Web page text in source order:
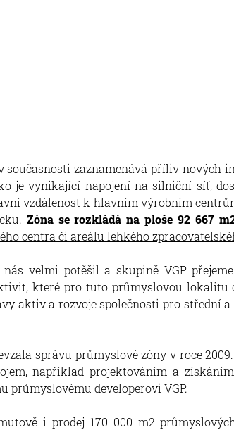
současnosti zaznamenává příliv nových
je vynikající napojení na silniční síť,
vzdálenost k hlavním výrobním
Zóna se rozkládá na ploše 92 667
centra či areálu lehkého
nás velmi potěšil a skupině VGP
které pro tuto průmyslovou lokalitu
aktiv a rozvoje společnosti pro střední
správu průmyslové zóny v roce
například projektováním a
průmyslovému developerovi VGP.
i prodej 170 000 m2